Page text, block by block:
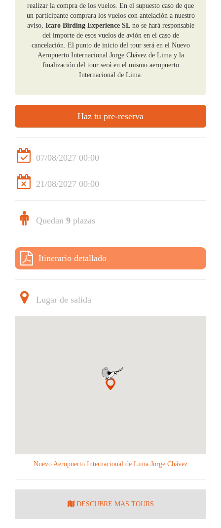
realizar la compra de los vuelos. En el supuesto caso de que
un participante comprara los vuelos con antelación a nuestro
aviso, Icaro Birding Experience SLno se hará responsable
del importe de esos vuelos de avión en el caso de
cancelación. El punto de inicio del tour será en el Nuevo
Aeropuerto Internacional Jorge Chávez de Lima y la
finalización del tour será en el mismo aeropuerto
Internacional de Lima.
Haz tu pre-reserva
07/08/2027 00:00
21/08/2027 00:00
Quedan 9plazas
Itinerario detallado
Lugar de salida
Nuevo Aeropuerto Internacional de Lima Jorge Chávez
DESCUBRE MAS TOURS